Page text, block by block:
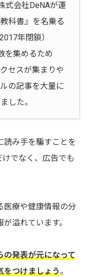
式会社DeNAが運
科書』を名乗る
年閉鎖）
を集めるため
セスが集まりや
の記事を大量に
した。
読み手を騙すことを
でなく、広告でも
医療や健康情報の分
溢れています。
の発表が元になって
をつけましょう。